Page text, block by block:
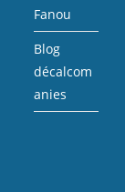
Fanou
Blog
décalcom
anies